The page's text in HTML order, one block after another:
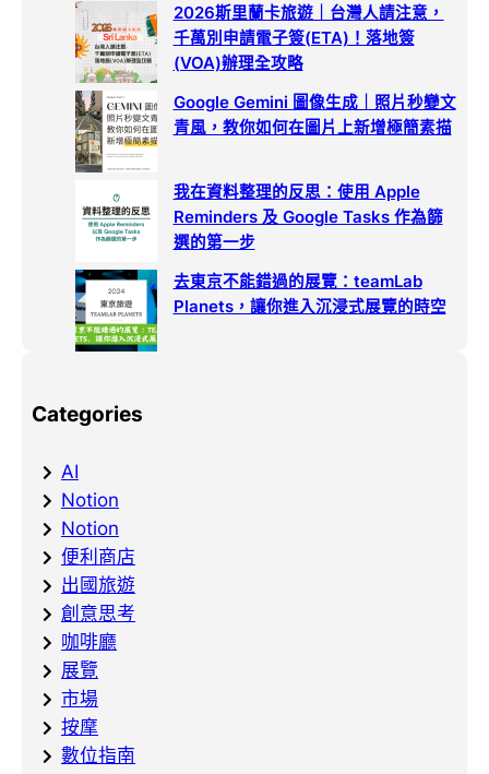
2026斯里蘭卡旅遊｜台灣人請注意，
千萬別申請電子簽(ETA)！落地簽
(VOA)辦理全攻略
Google Gemini 圖像生成｜照片秒變文
青風，教你如何在圖片上新增極簡素描
我在資料整理的反思：使用 Apple
Reminders 及 Google Tasks 作為篩
選的第一步
去東京不能錯過的展覽：teamLab
Planets，讓你進入沉浸式展覽的時空
Categories
AI
Notion
Notion
便利商店
出國旅遊
創意思考
咖啡廳
展覽
市場
按摩
數位指南